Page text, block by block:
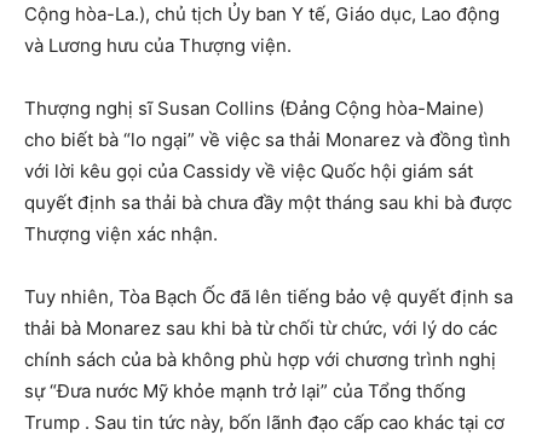
Cộng hòa-La.), chủ tịch Ủy ban Y tế, Giáo dục, Lao động
và Lương hưu của Thượng viện.
Thượng nghị sĩ Susan Collins (Đảng Cộng hòa-Maine)
cho biết bà “lo ngại” về việc sa thải Monarez và đồng tình
với lời kêu gọi của Cassidy về việc Quốc hội giám sát
quyết định sa thải bà chưa đầy một tháng sau khi bà được
Thượng viện xác nhận.
Tuy nhiên, Tòa Bạch Ốc đã lên tiếng bảo vệ quyết định sa
thải bà Monarez sau khi bà từ chối từ chức, với lý do các
chính sách của bà không phù hợp với chương trình nghị
sự “Đưa nước Mỹ khỏe mạnh trở lại” của Tổng thống
Trump . Sau tin tức này, bốn lãnh đạo cấp cao khác tại cơ